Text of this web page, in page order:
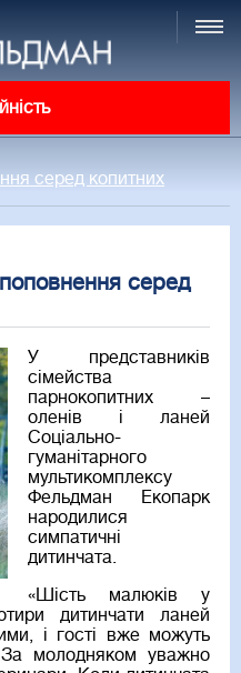
серед копитних
серед
У представників
сімейства
парнокопитних –
оленів і ланей
Соціально-
гуманітарного
мультикомплексу
Фельдман Екопарк
народилися
симпатичні
дитинчата.
«Шість малюків у
дитинчати ланей
і гості вже можуть
молодняком уважно